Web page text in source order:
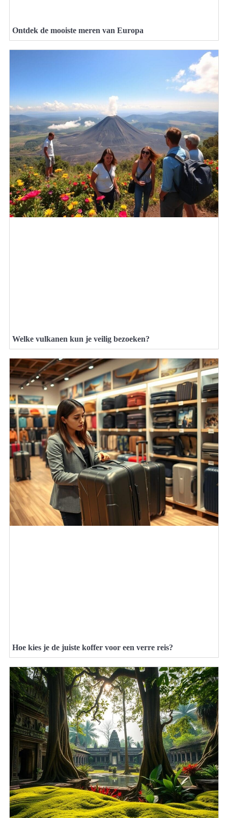
Ontdek de mooiste meren van Europa
Welke vulkanen kun je veilig bezoeken?
Hoe kies je de juiste koffer voor een verre reis?